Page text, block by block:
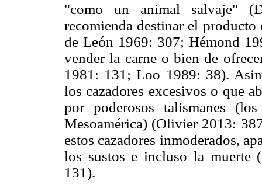
"como un animal salvaje"
recomienda destinar el
de León 1969: 307; Hémond
vender la carne o bien de
1981: 131; Loo 1989: 38).
los cazadores excesivos o que
por poderosos talismanes
Mesoamérica) (Olivier 2013:
estos cazadores inmoderados,
los sustos e incluso la muerte
131).